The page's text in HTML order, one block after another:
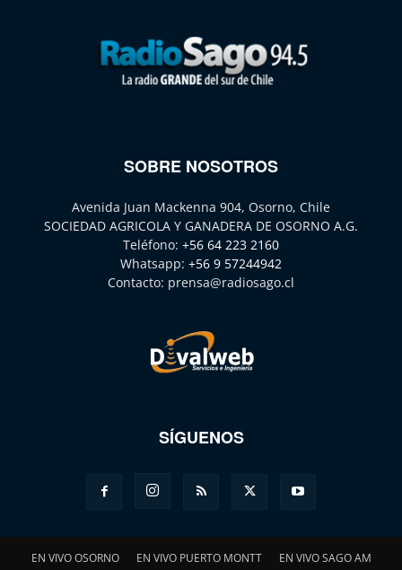
SOBRE NOSOTROS
Avenida Juan Mackenna 904, Osorno, Chile
SOCIEDAD AGRICOLA Y GANADERA DE OSORNO A.G.
Teléfono: +56 64 223 2160
Whatsapp: +56 9 57244942
Contacto: prensa@radiosago.cl
SÍGUENOS
EN VIVO OSORNO EN VIVO PUERTO MONTT EN VIVO SAGO AM